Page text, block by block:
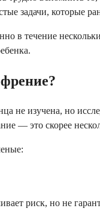
задачи, которые
в течение
не изучена, но
— это скорее
риск, но не